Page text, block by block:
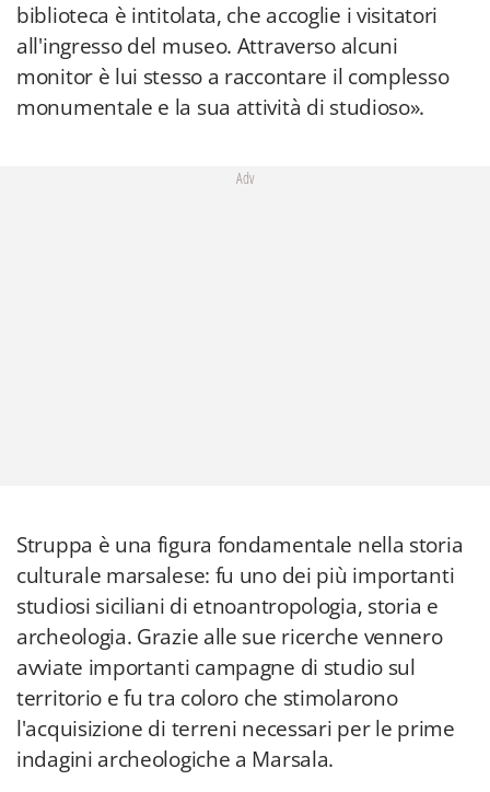
biblioteca è intitolata, che accoglie i visitatori
all'ingresso del museo. Attraverso alcuni
monitor è lui stesso a raccontare il complesso
monumentale e la sua attività di studioso».
Adv
Struppa è una figura fondamentale nella storia
culturale marsalese: fu uno dei più importanti
studiosi siciliani di etnoantropologia, storia e
archeologia. Grazie alle sue ricerche vennero
avviate importanti campagne di studio sul
territorio e fu tra coloro che stimolarono
l'acquisizione di terreni necessari per le prime
indagini archeologiche a Marsala.